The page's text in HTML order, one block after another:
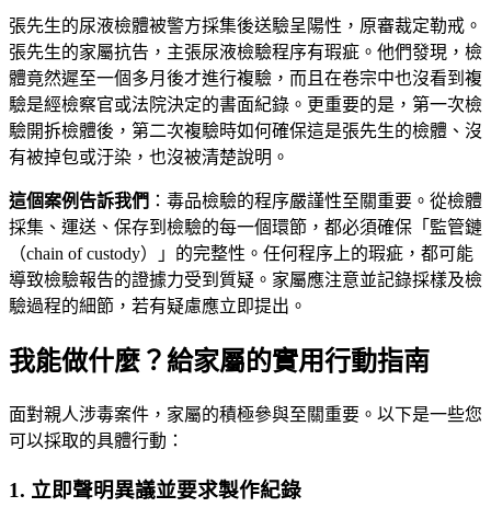
張先生的尿液檢體被警方採集後送驗呈陽性，原審裁定勒戒。
張先生的家屬抗告，主張尿液檢驗程序有瑕疵。他們發現，檢
體竟然遲至一個多月後才進行複驗，而且在卷宗中也沒看到複
驗是經檢察官或法院決定的書面紀錄。更重要的是，第一次檢
驗開拆檢體後，第二次複驗時如何確保這是張先生的檢體、沒
有被掉包或汙染，也沒被清楚說明。
這個案例告訴我們 ：毒品檢驗的程序嚴謹性至關重要。從檢體
採集、運送、保存到檢驗的每一個環節，都必須確保「監管鏈
（chain of custody）」的完整性。任何程序上的瑕疵，都可能
導致檢驗報告的證據力受到質疑。家屬應注意並記錄採樣及檢
驗過程的細節，若有疑慮應立即提出。
我能做什麼？給家屬的實用行動指南
面對親人涉毒案件，家屬的積極參與至關重要。以下是一些您
可以採取的具體行動：
1. 立即聲明異議並要求製作紀錄